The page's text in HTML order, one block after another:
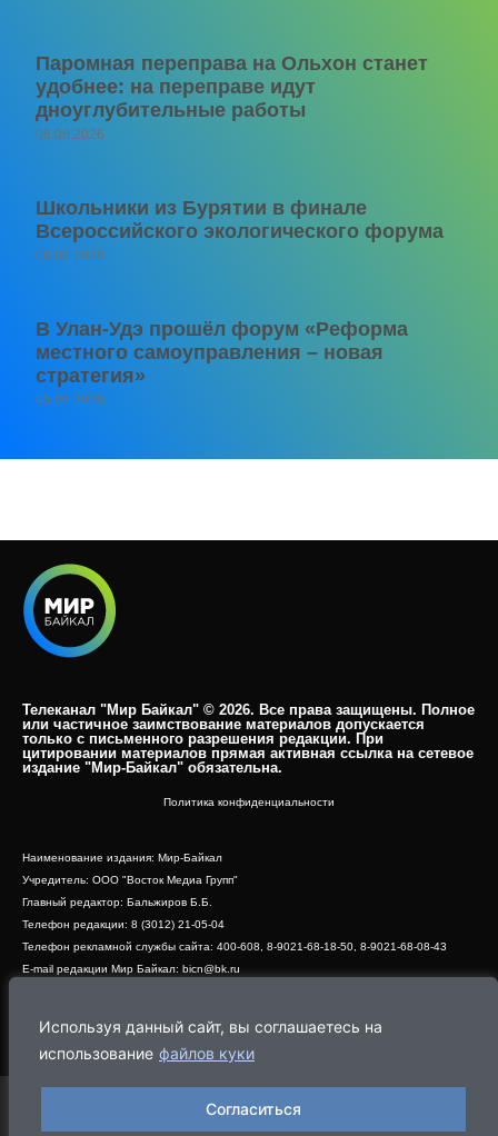
Используя данный сайт, вы соглашаетесь на
использование файлов куки
Согласиться
Паромная переправа на Ольхон станет
удобнее: на переправе идут
дноуглубительные работы
06.08.2026
Школьники из Бурятии в финале
Всероссийского экологического форума
06.08.2026
В Улан-Удэ прошёл форум «Реформа
местного самоуправления – новая
стратегия»
05.08.2026
Телеканал "Мир Байкал" © 2026. Все права защищены. Полное
или частичное заимствование материалов допускается
только с письменного разрешения редакции. При
цитировании материалов прямая активная ссылка на сетевое
издание "Мир-Байкал" обязательна.​
Политика конфиденциальности
Наименование издания: Мир-Байкал
Учредитель: ООО "Восток Медиа Групп"
Главный редактор: Бальжиров Б.Б.
Телефон редакции: 8 (3012) 21-05-04
Телефон рекламной службы сайта: 400-608, 8-9021-68-18-50, 8-9021-68-08-43
E-mail редакции Мир Байкал: bicn@bk.ru
Адрес редакции: 670000, г. Улан-Удэ, ул. Профсоюзная, дом 44, офис 1